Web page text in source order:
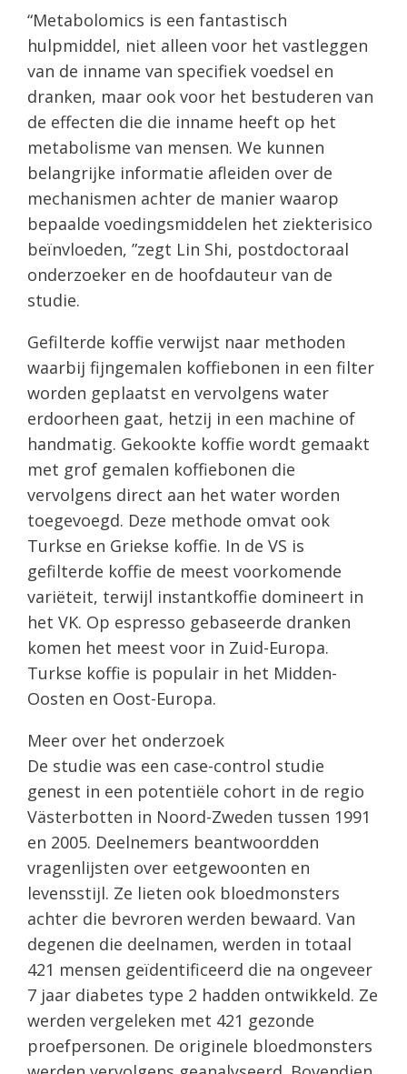
“Metabolomics is een fantastisch
hulpmiddel, niet alleen voor het vastleggen
van de inname van specifiek voedsel en
dranken, maar ook voor het bestuderen van
de effecten die die inname heeft op het
metabolisme van mensen. We kunnen
belangrijke informatie afleiden over de
mechanismen achter de manier waarop
bepaalde voedingsmiddelen het ziekterisico
beïnvloeden, ”zegt Lin Shi, postdoctoraal
onderzoeker en de hoofdauteur van de
studie.
Gefilterde koffie verwijst naar methoden
waarbij fijngemalen koffiebonen in een filter
worden geplaatst en vervolgens water
erdoorheen gaat, hetzij in een machine of
handmatig. Gekookte koffie wordt gemaakt
met grof gemalen koffiebonen die
vervolgens direct aan het water worden
toegevoegd. Deze methode omvat ook
Turkse en Griekse koffie. In de VS is
gefilterde koffie de meest voorkomende
variëteit, terwijl instantkoffie domineert in
het VK. Op espresso gebaseerde dranken
komen het meest voor in Zuid-Europa.
Turkse koffie is populair in het Midden-
Oosten en Oost-Europa.
Meer over het onderzoek
De studie was een case-control studie
genest in een potentiële cohort in de regio
Västerbotten in Noord-Zweden tussen 1991
en 2005. Deelnemers beantwoordden
vragenlijsten over eetgewoonten en
levensstijl. Ze lieten ook bloedmonsters
achter die bevroren werden bewaard. Van
degenen die deelnamen, werden in totaal
421 mensen geïdentificeerd die na ongeveer
7 jaar diabetes type 2 hadden ontwikkeld. Ze
werden vergeleken met 421 gezonde
proefpersonen. De originele bloedmonsters